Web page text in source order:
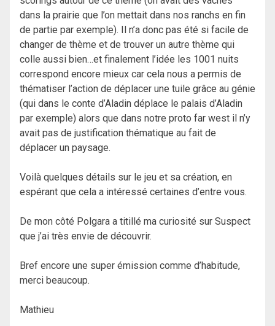
dans la prairie que l’on mettait dans nos ranchs en fin
de partie par exemple). Il n’a donc pas été si facile de
changer de thème et de trouver un autre thème qui
colle aussi bien…et finalement l’idée les 1001 nuits
correspond encore mieux car cela nous a permis de
thématiser l’action de déplacer une tuile grâce au génie
(qui dans le conte d’Aladin déplace le palais d’Aladin
par exemple) alors que dans notre proto far west il n’y
avait pas de justification thématique au fait de
déplacer un paysage.
Voilà quelques détails sur le jeu et sa création, en
espérant que cela a intéressé certaines d’entre vous.
De mon côté Polgara a titillé ma curiosité sur Suspect
que j’ai très envie de découvrir.
Bref encore une super émission comme d’habitude,
merci beaucoup.
Mathieu